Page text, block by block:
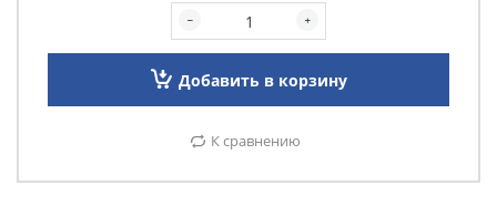
Добавить в корзину
К сравнению